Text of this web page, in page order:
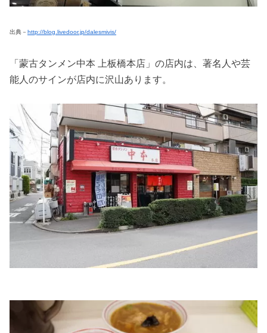
出典－ http://blog.livedoor.jp/dalesmivis/
「蒙古タンメン中本 上板橋本店」の店内は、著名人や芸
能人のサインが店内に沢山あります。